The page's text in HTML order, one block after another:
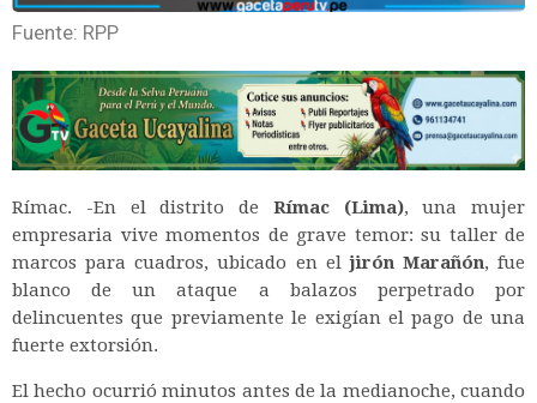
Fuente: RPP
Rímac. -En el distrito de Rímac (Lima), una mujer
empresaria vive momentos de grave temor: su taller de
marcos para cuadros, ubicado en eljirón Marañón, fue
blanco de un ataque a balazos perpetrado por
delincuentes que previamente le exigían el pago de una
fuerte extorsión.
El hecho ocurrió minutos antes de la medianoche, cuando